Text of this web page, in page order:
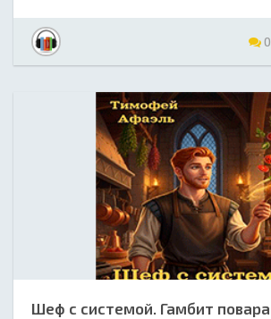
0
Шеф с системой. Гамбит повара